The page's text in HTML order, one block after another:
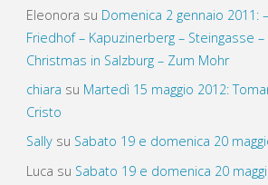
Eleonora su Domenica 2 gennaio 2011:
Friedhof – Kapuzinerberg – Steingasse –
Christmas in Salzburg – Zum Mohr
chiara su Martedì 15 maggio 2012:
Cristo
Sallysu Sabato 19 e domenica 20
Luca su Sabato 19 e domenica 20